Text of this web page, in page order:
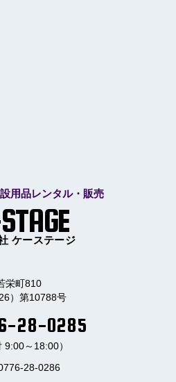
用品レンタル・販売
ケーステージ
栄町810
）第10788号
28-0285
9:00～18:00）
28-0286